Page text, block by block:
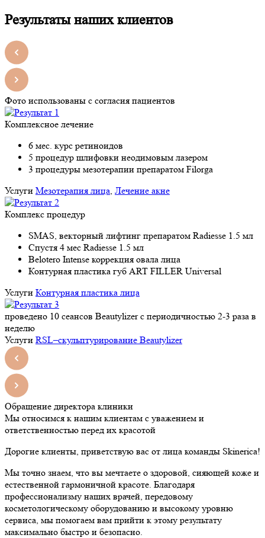
Результаты наших клиентов
Фото использованы с согласия пациентов
Комплексное лечение
6 мес. курс ретиноидов
5 процедур шлифовки неодимовым лазером
3 процедуры мезотерапии препаратом Filorga
Услуги Мезотерапия лица Лечение акне
Комплекс процедур
SMAS, векторный лифтинг препаратом Radiesse 1.5 мл
Спустя 4 мес Radiesse 1.5 мл
Belotero Intense коррекция овала лица
Контурная пластика губ ART FILLER Universal
Услуги Контурная пластика лица
проведено 10 сеансов Beautylizer с периодичностью 2-3 раза в
неделю
Услуги RSL–скульптурирование Beautylizer
Обращение директора клиники
Мы относимся к нашим клиентам с уважением и
ответственностью перед их красотой
Дорогие клиенты, приветствую вас от лица команды Skinerica!
Мы точно знаем, что вы мечтаете о здоровой, сияющей коже и
естественной гармоничной красоте. Благодаря
профессионализму наших врачей, передовому
косметологическому оборудованию и высокому уровню
сервиса, мы помогаем вам прийти к этому результату
максимально быстро и безопасно.